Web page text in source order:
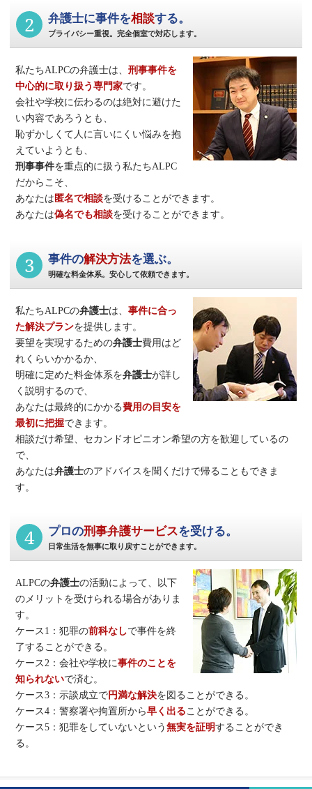
2 弁護士に事件を相談する。
プライバシー重視。完全個室で対応します。
私たちALPCの弁護士は、刑事事件を
中心的に取り扱う専門家です。
会社や学校に伝わるのは絶対に避けた
い内容であろうとも、
恥ずかしくて人に言いにくい悩みを抱
えていようとも、
刑事事件を重点的に扱う私たちALPC
だからこそ、
あなたは匿名で相談を受けることができます。
あなたは偽名でも相談を受けることができます。
3 事件の解決方法を選ぶ。
明確な料金体系。安心して依頼できます。
私たちALPCの弁護士は、事件に合っ
た解決プランを提供します。
要望を実現するための弁護士費用はど
れくらいかかるか、
明確に定めた料金体系を弁護士が詳し
く説明するので、
あなたは最終的にかかる費用の目安を
最初に把握できます。
相談だけ希望、セカンドオピニオン希望の方を歓迎しているの
で、
あなたは弁護士のアドバイスを聞くだけで帰ることもできま
す。
4 プロの刑事弁護サービスを受ける。
日常生活を無事に取り戻すことができます。
ALPCの弁護士の活動によって、以下
のメリットを受けられる場合がありま
す。
ケース1：犯罪の前科なしで事件を終
了することができる。
ケース2：会社や学校に事件のことを
知られないで済む。
ケース3：示談成立で円満な解決を図ることができる。
ケース4：警察署や拘置所から早く出ることができる。
ケース5：犯罪をしていないという無実を証明することができ
る。